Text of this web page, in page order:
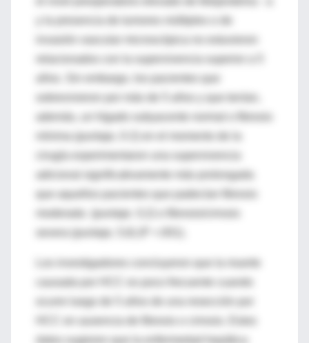
relacionados con la supervivencia superior a 5
años. Sin embargo, los pacientes que
además, un hígado subyacente normal o fibrosis
mínima (puntaje, 0-2) en el momento de la
cirugía experimentaron una supervivencia
adicional significativamente más prolongada
que aquellos pacientes que padecían fibrosis
moderada (puntaje. 0,2) o fibrosis/cirrosis
severa (puntaje, 5,6) (P <.001).
Los investigadores concluyeron que la muerte
ocurre luego de 5 años de una resección por
datos sugieren que la enfermedad hepática